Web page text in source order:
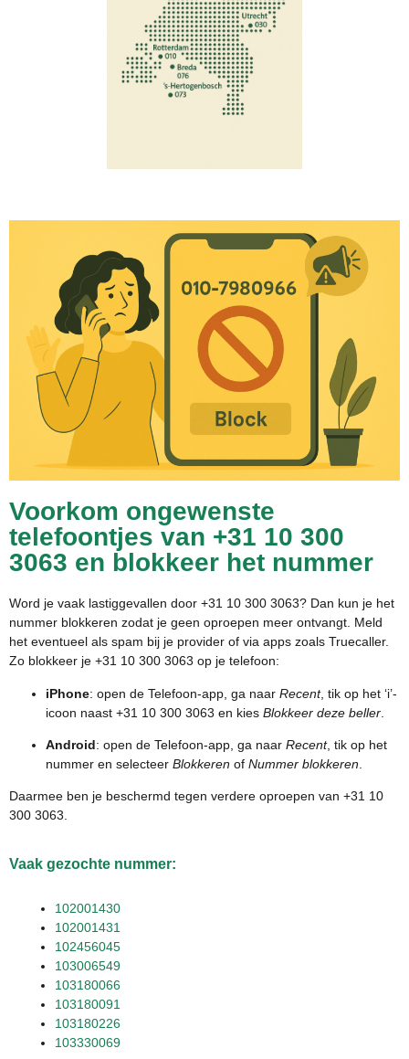
Voorkom ongewenste
telefoontjes van +31 10 300
3063 en blokkeer het nummer
Word je vaak lastiggevallen door +31 10 300 3063? Dan kun je het
nummer blokkeren zodat je geen oproepen meer ontvangt. Meld
het eventueel als spam bij je provider of via apps zoals Truecaller.
Zo blokkeer je +31 10 300 3063 op je telefoon:
iPhone: open de Telefoon-app, ga naar Recent, tik op het ‘i’-
icoon naast +31 10 300 3063 en kies Blokkeer deze beller
Android: open de Telefoon-app, ga naar Recent, tik op het
nummer en selecteer Blokkeren of Nummer blokkeren
Daarmee ben je beschermd tegen verdere oproepen van +31 10
300 3063.
Vaak gezochte nummer:
102001430
102001431
102456045
103006549
103180066
103180091
103180226
103330069